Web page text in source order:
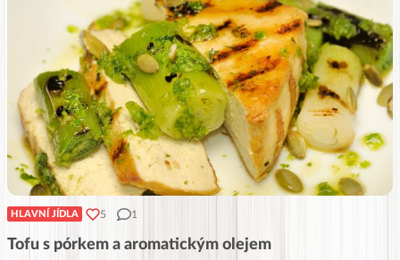
HLAVNÍ JÍDLA 5 1
Tofu s pórkem a aromatickým olejem